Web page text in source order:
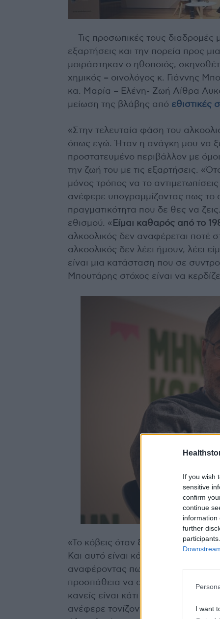
If you wish
sensitive
confirm
continue
information
further
I want
Τις προσωπικές τους
εξαρτήσεις και την πορεία προς
μοιράστηκαν ο ηθοποιός,
χημικός – οινολόγος κ. Γιάννης
κα. Μαρία – Ελένη- Ζωή Αίθρα
μείωση της βλάβης από εθιστικές
«Στην τελευταία φάση του
όπως εγώ. Ήταν η ανάγκη μου να
προστατευμένο περιβάλλον με
την ζωή του με τις εξαρτήσεις.
μόνος τρόπος να το
ανέφερε υπογραμμίζοντας πως το
πραγματικότητα που δε θες να
εθισμού. « Είμαι καθαρός από το
αλκοολικός δεν αναφέρεται ποτέ
αλκοολικός δεν λέει ήμουν, λέει
είναι μια κατάσταση που σε
Μπουτάρης στόχος είναι να
«Το κόβεις όταν ξεπεράσεις τα
Και αυτό είναι κάτι που διαφέρει
αναφέροντας πως ο εθισμός του
προσπάθεια να αντιμετωπίσει τις
κανείς είναι κάτι που το
ανέφερε τονίζοντας την συμβολή